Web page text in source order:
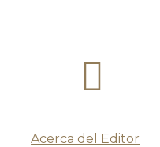
Acerca del Editor